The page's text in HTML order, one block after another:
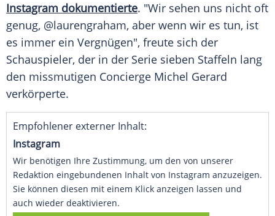
Instagram dokumentierte. "Wir sehen uns nicht oft
genug, @laurengraham, aber wenn wir es tun, ist
es immer ein Vergnügen", freute sich der
Schauspieler, der in der Serie sieben Staffeln lang
den missmutigen Concierge Michel Gerard
verkörperte.
Empfohlener externer Inhalt:
Instagram
Wir benötigen Ihre Zustimmung, um den von unserer
Redaktion eingebundenen Inhalt von Instagram anzuzeigen.
Sie können diesen mit einem Klick anzeigen lassen und
auch wieder deaktivieren.